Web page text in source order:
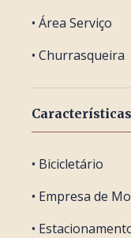
• Área Serviço
• Churrasqueira
• Bicicletário
• Empresa de
•